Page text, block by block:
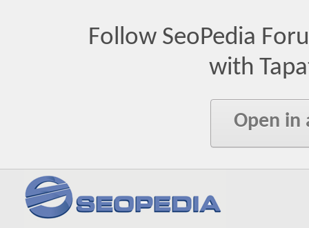
Follow SeoPedia
with
Open in